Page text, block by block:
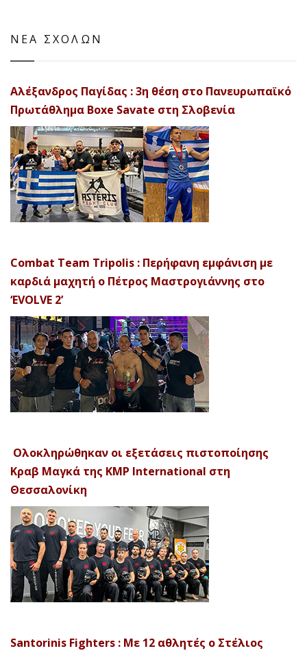
ΝΕΑ ΣΧΟΛΩΝ
Αλέξανδρος Παγίδας : 3η θέση στο Πανευρωπαϊκό
Πρωτάθλημα Boxe Savate στη Σλοβενία
Combat Team Tripolis : Περήφανη εμφάνιση με
καρδιά μαχητή ο Πέτρος Μαστρογιάννης στο
‘EVOLVE 2’
Ολοκληρώθηκαν οι εξετάσεις πιστοποίησης
Κραβ Μαγκά της KMP International στη
Θεσσαλονίκη
Santorinis Fighters : Με 12 αθλητές ο Στέλιος